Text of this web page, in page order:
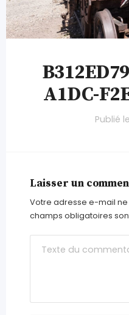
A1DC-
Publié le
Laisser un
Votre adresse e-mail
champs obligatoires